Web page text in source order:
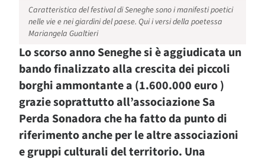
Caratteristica del festival di Seneghe sono i manifesti poetici
nelle vie e nei giardini del paese. Qui i versi della poetessa
Mariangela Gualtieri
Lo scorso anno Seneghe si è aggiudicata un
bando finalizzato alla crescita dei piccoli
borghi ammontante a (1.600.000 euro )
grazie soprattutto all’associazione Sa
Perda Sonadora che ha fatto da punto di
riferimento anche per le altre associazioni
e gruppi culturali del territorio. Una